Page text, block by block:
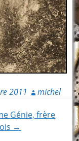
2011 michel
Génie, frère
→